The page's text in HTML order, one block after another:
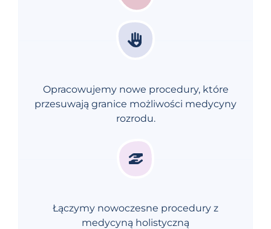
Opracowujemy nowe procedury, które
przesuwają granice możliwości medycyny
rozrodu.
Łączymy nowoczesne procedury z
medycyną holistyczną